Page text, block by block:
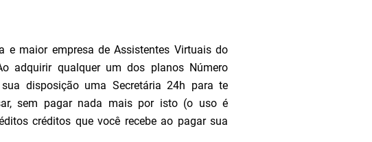
e maior empresa de Assistentes Virtuais do
adquirir qualquer um dos planos Número
disposição uma Secretária 24h para te
sem pagar nada mais por isto (o uso é
créditos que você recebe ao pagar sua